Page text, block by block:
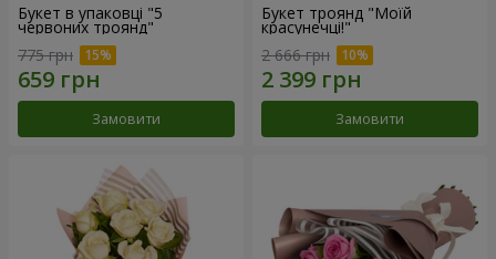
Букет в упаковці "5
червоних троянд"
775 грн
Замовити
Букет троянд "Моїй
красунечці!"
2 666 грн
Замовити